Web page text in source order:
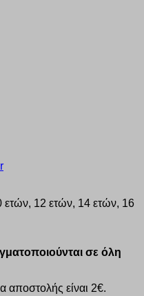
ετών, 12 ετών, 14 ετών, 16
σε όλη
αποστολής είναι 2€.